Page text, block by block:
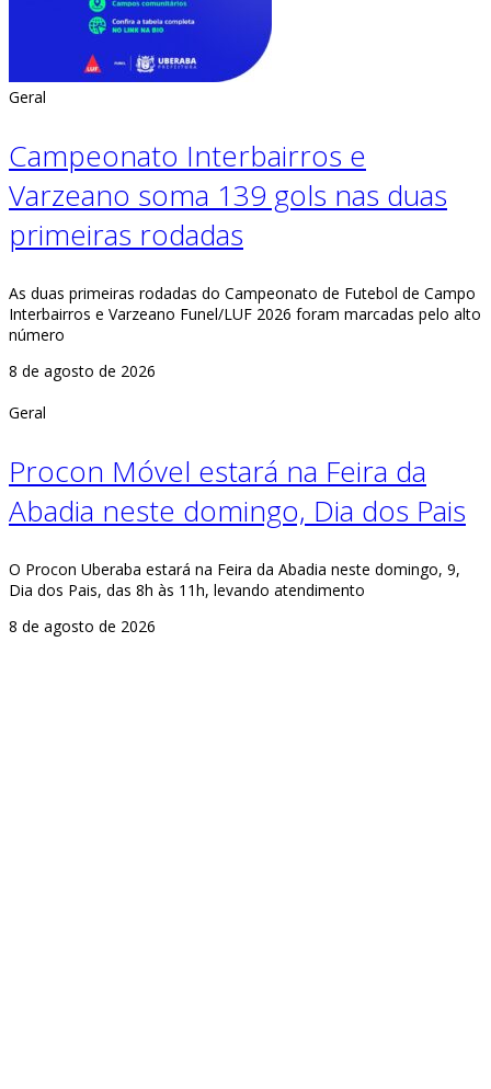
Geral
Campeonato Interbairros e
Varzeano soma 139 gols nas duas
primeiras rodadas
As duas primeiras rodadas do Campeonato de Futebol de Campo
Interbairros e Varzeano Funel/LUF 2026 foram marcadas pelo alto
número
8 de agosto de 2026
Geral
Procon Móvel estará na Feira da
Abadia neste domingo, Dia dos Pais
O Procon Uberaba estará na Feira da Abadia neste domingo, 9,
Dia dos Pais, das 8h às 11h, levando atendimento
8 de agosto de 2026